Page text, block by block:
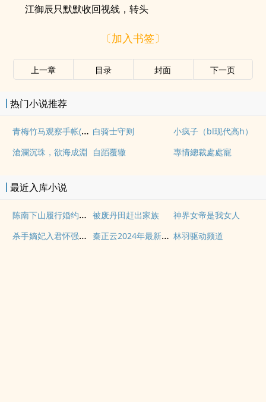
江御辰只默默收回视线，转头
〔加入书签〕
上一章 目录 封面 下一页
热门小说推荐
青梅竹马观察手帐(1v1) 白骑士守则
小疯子（bl现代高h）
滄瀾沉珠，欲海成淵
自蹈覆辙 專情總裁處處寵
最近入库小说
陈南下山履行婚约短剧 被废丹田赶出家族 神界女帝是我女人
杀手嫡妃入君怀强推小说 秦正云2024年最新消息 林羽驱动频道